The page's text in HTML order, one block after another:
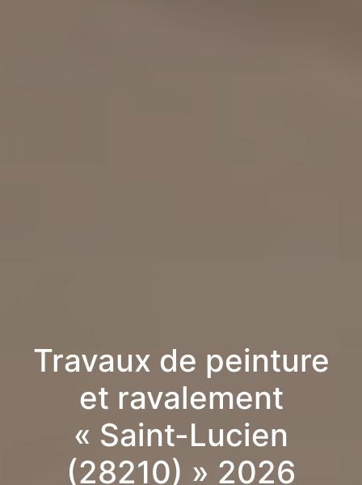
Travaux de peinture
et ravalement
« Saint-Lucien
(28210) » 2026